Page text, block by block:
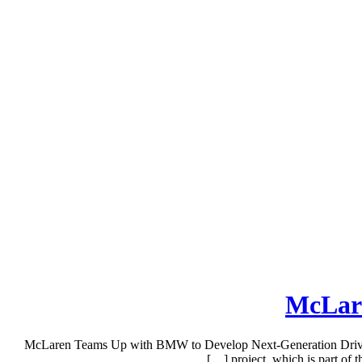
McLaren Teams Up with BMW to Develop Next-Generation
project, which is part of